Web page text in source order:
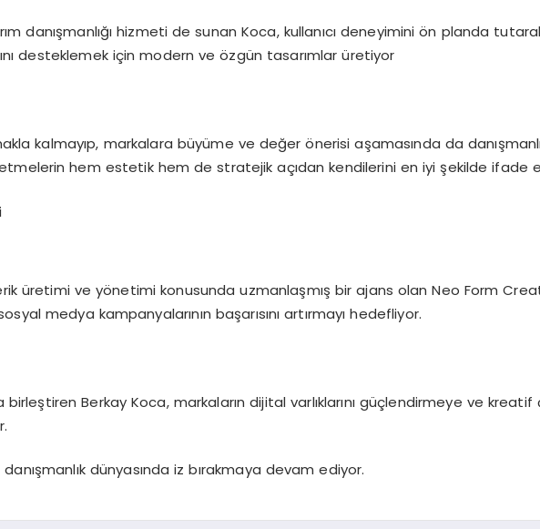
danışmanlığı hizmeti de sunan Koca, kullanıcı deneyimini ön planda
desteklemek için modern ve özgün tasarımlar üretiyor
kalmayıp, markalara büyüme ve değer önerisi aşamasında da
hem estetik hem de stratejik açıdan kendilerini en iyi şekilde ifade
üretimi ve yönetimi konusunda uzmanlaşmış bir ajans olan Neo Form
medya kampanyalarının başarısını artırmayı hedefliyor.
birleştiren Berkay Koca, markaların dijital varlıklarını güçlendirmeye ve
dünyasında iz bırakmaya devam ediyor.